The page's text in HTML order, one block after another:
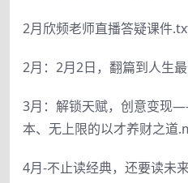
2月欣频老师直播答疑课件
2月：2月2日，翻篇到人生
3月：解锁天赋，创意变现
本、无上限的以才养财之道
4月-不止读经典，还要读未